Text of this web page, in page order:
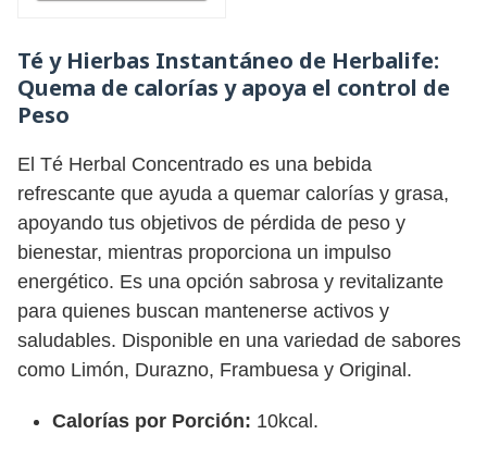
Té y Hierbas Instantáneo de Herbalife:
Quema de calorías y apoya el control de
Peso
El Té Herbal Concentrado es una bebida
refrescante que ayuda a quemar calorías y grasa,
apoyando tus objetivos de pérdida de peso y
bienestar, mientras proporciona un impulso
energético. Es una opción sabrosa y revitalizante
para quienes buscan mantenerse activos y
saludables. Disponible en una variedad de sabores
como Limón, Durazno, Frambuesa y Original.
Calorías por Porción: 10kcal.